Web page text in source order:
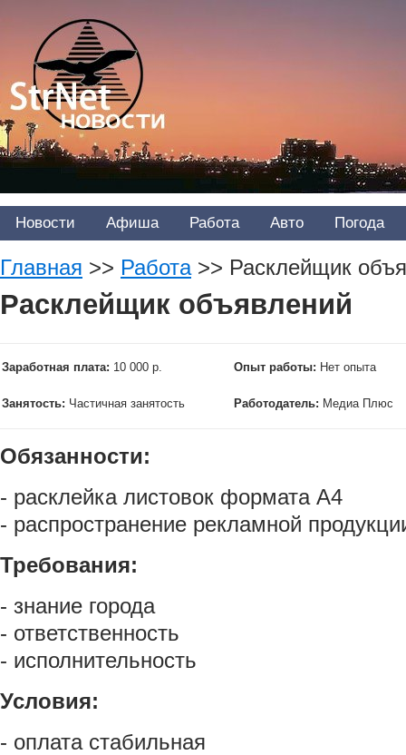
Новости Афиша Работа Авто Погода
Главная >> Работа>> Расклейщик
Расклейщик объявлений
Заработная плата: 10 000 р. Опыт работы: Нет опыта
Занятость: Частичная занятость Работодатель: Медиа Плюс
Обязанности:
- расклейка листовок формата А4
- распространение рекламной
Требования:
- знание города
- ответственность
- исполнительность
Условия:
- оплата стабильная